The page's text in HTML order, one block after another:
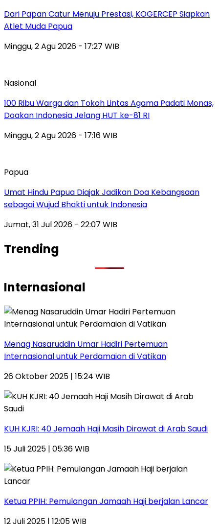
Dari Papan Catur Menuju Prestasi, KOGERCEP Siapkan
Atlet Muda Papua
Minggu, 2 Agu 2026 - 17:27 WIB
Nasional
100 Ribu Warga dan Tokoh Lintas Agama Padati Monas,
Doakan Indonesia Jelang HUT ke-81 RI
Minggu, 2 Agu 2026 - 17:16 WIB
Papua
Umat Hindu Papua Diajak Jadikan Doa Kebangsaan
sebagai Wujud Bhakti untuk Indonesia
Jumat, 31 Jul 2026 - 22:07 WIB
Trending
Internasional
Menag Nasaruddin Umar Hadiri Pertemuan
Internasional untuk Perdamaian di Vatikan
26 Oktober 2025 | 15:24 WIB
KUH KJRI: 40 Jemaah Haji Masih Dirawat di Arab Saudi
15 Juli 2025 | 05:36 WIB
Ketua PPIH: Pemulangan Jamaah Haji berjalan Lancar
12 Juli 2025 | 12:05 WIB